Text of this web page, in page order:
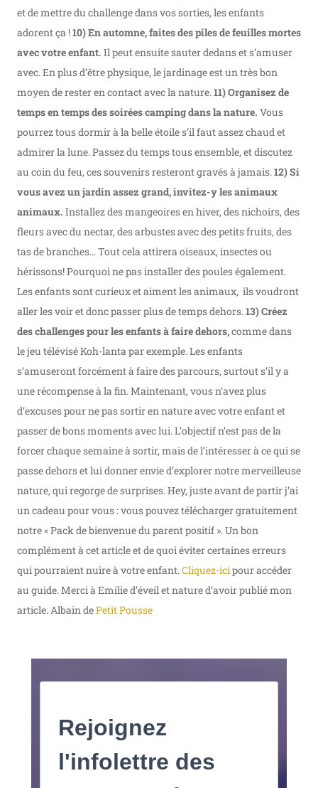
et de mettre du challenge dans vos sorties, les enfants
adorent ça !10) En automne, faites des piles de feuilles mortes
avec votre enfant. Il peut ensuite sauter dedans et s’amuser
avec. En plus d’être physique, le jardinage est un très bon
moyen de rester en contact avec la nature.11) Organisez de
temps en temps des soirées camping dans la nature. Vous
pourrez tous dormir à la belle étoile s’il faut assez chaud et
admirer la lune. Passez du temps tous ensemble, et discutez
au coin du feu, ces souvenirs resteront gravés à jamais.12) Si
vous avez un jardin assez grand, invitez-y les animaux
animaux. Installez des mangeoires en hiver, des nichoirs, des
fleurs avec du nectar, des arbustes avec des petits fruits, des
tas de branches… Tout cela attirera oiseaux, insectes ou
hérissons! Pourquoi ne pas installer des poules également.
Les enfants sont curieux et aiment les animaux, ils voudront
aller les voir et donc passer plus de temps dehors.13) Créez
des challenges pour les enfants à faire dehors,comme dans
le jeu télévisé Koh-lanta par exemple. Les enfants
s’amuseront forcément à faire des parcours, surtout s’il y a
une récompense à la fin. Maintenant, vous n’avez plus
d’excuses pour ne pas sortir en nature avec votre enfant et
passer de bons moments avec lui. L’objectif n’est pas de la
forcer chaque semaine à sortir, mais de l’intéresser à ce qui se
passe dehors et lui donner envie d’explorer notre merveilleuse
nature, qui regorge de surprises. Hey, juste avant de partir j’ai
un cadeau pour vous : vous pouvez télécharger gratuitement
notre « Pack de bienvenue du parent positif ». Un bon
complément à cet article et de quoi éviter certaines erreurs
qui pourraient nuire à votre enfant.Cliquez-icipour accéder
au guide. Merci à Emilie d’éveil et nature d’avoir publié mon
article. Albain dePetit Pousse
Rejoignez
l'infolettre des